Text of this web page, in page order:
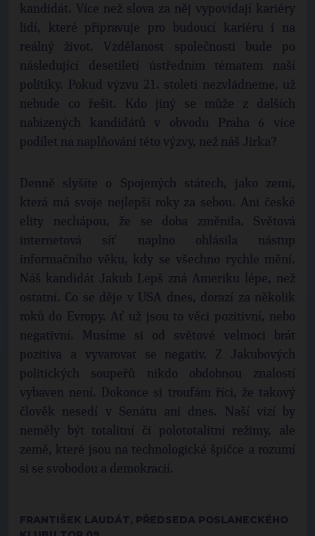
kandidát. Více než slova za něj vypovídají kariéry
lidí, které připravuje pro budoucí kariéru i na
reálný život. Vzdělanost společnosti bude po
následující desetiletí ústředním tématem naší
politiky. Pokud výzvu 21. století nezvládneme, už
nebude co řešit. Kdo jiný se může z dalších
nabízených kandidátů v obvodu Praha 6 více
podílet na naplňování této výzvy, než náš Jirka?
Denně slyšíte o Spojených státech, jako zemi,
která má svoje nejlepší roky za sebou. Ani české
elity nechápou, že se doba změnila. Světová
internetová síť naplno ohlásila nástup
informačního věku, kdy se všechno rychle mění.
Náš kandidát Jakub Lepš zná Ameriku lépe, než
ostatní. Co se děje v USA dnes, dorazí za několik
roků do Evropy. Ať už jsou to věci pozitivní, nebo
negativní. Musíme si od světové velmoci brát
pozitiva a vyvarovat se negativ. Z Jakubových
politických soupeřů nikdo obdobnou znalostí
vybaven není. Dokonce si troufám říci, že takový
člověk nesedí v Senátu ani dnes. Naší vizí by
neměly být totalitní či polototalitní režimy, ale
země, které jsou na technologické špičce a rozumí
si se svobodou a demokracií.
FRANTIŠEK LAUDÁT, PŘEDSEDA POSLANECKÉHO